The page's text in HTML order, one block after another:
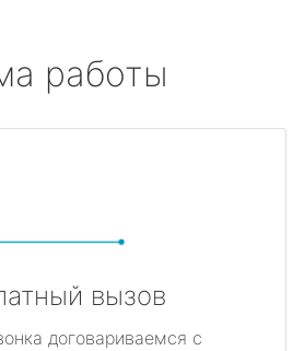
работы
вызов
договариваемся с